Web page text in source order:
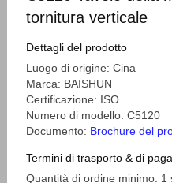
tornitura verticale
Dettagli del prodotto
Luogo di origine: Cina
Marca: BAISHUN
Certificazione: ISO
Numero di modello: C5120
Documento: Brochure del
Termini di trasporto & di
Quantità di ordine minimo: 1